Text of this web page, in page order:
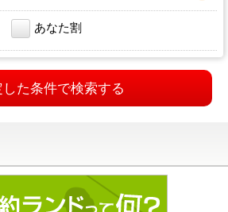
あなた割
た条件で検索する